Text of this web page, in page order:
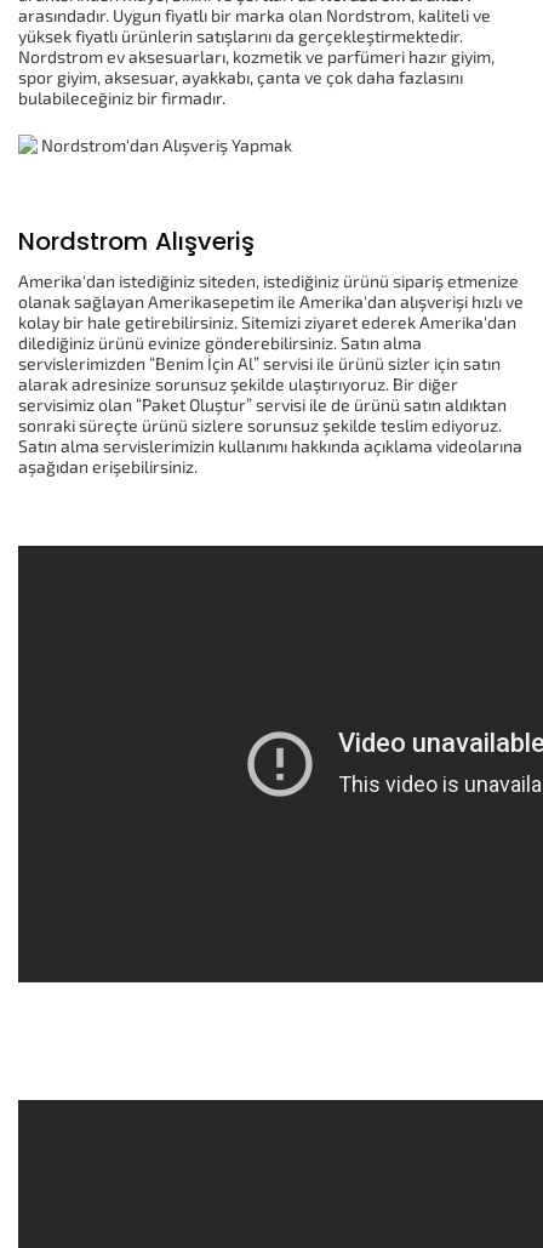
arasındadır. Uygun fiyatlı bir marka olan Nordstrom, kaliteli ve
yüksek fiyatlı ürünlerin satışlarını da gerçekleştirmektedir.
Nordstrom ev aksesuarları, kozmetik ve parfümeri hazır giyim,
spor giyim, aksesuar, ayakkabı, çanta ve çok daha fazlasını
bulabileceğiniz bir firmadır.
Nordstrom Alışveriş
Amerika'dan istediğiniz siteden, istediğiniz ürünü sipariş etmenize
olanak sağlayan Amerikasepetim ile Amerika'dan alışverişi hızlı ve
kolay bir hale getirebilirsiniz. Sitemizi ziyaret ederek Amerika'dan
dilediğiniz ürünü evinize gönderebilirsiniz. Satın alma
servislerimizden “Benim İçin Al” servisi ile ürünü sizler için satın
alarak adresinize sorunsuz şekilde ulaştırıyoruz. Bir diğer
servisimiz olan “Paket Oluştur” servisi ile de ürünü satın aldıktan
sonraki süreçte ürünü sizlere sorunsuz şekilde teslim ediyoruz.
Satın alma servislerimizin kullanımı hakkında açıklama videolarına
aşağıdan erişebilirsiniz.